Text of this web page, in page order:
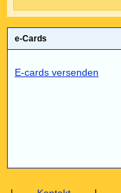
e-Cards
E-cards versenden